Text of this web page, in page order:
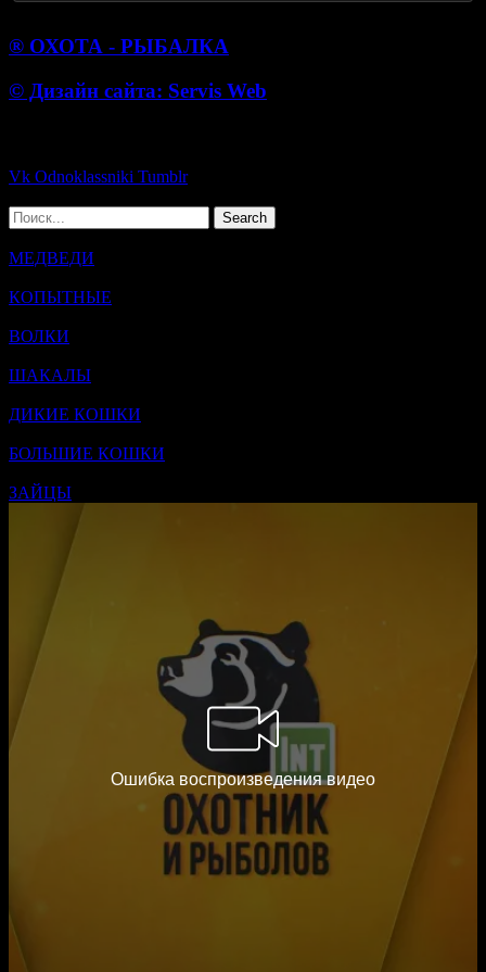
® ОХОТА - РЫБАЛКА
© Дизайн сайта: Servis Web
Vk Odnoklassniki Tumblr
Search
МЕДВЕДИ
КОПЫТНЫЕ
ВОЛКИ
ШАКАЛЫ
ДИКИЕ КОШКИ
БОЛЬШИЕ КОШКИ
ЗАЙЦЫ